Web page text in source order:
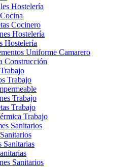
Hostelería
Cocinero
Hostelería
Hostelería
Uniforme Camarero
Construcción
Trabajo
Trabajo
Trabajo
Trabajo
Sanitarios
Sanitarias
Sanitarios